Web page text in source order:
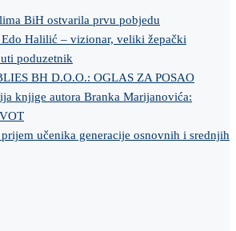
BiH ostvarila prvu pobjedu
Edo Halilić – vizionar, veliki žepački
poduzetnik
BH D.O.O.: OGLAS ZA POSAO
knjige autora Branka Marijanovića:
učenika generacije osnovnih i srednjih